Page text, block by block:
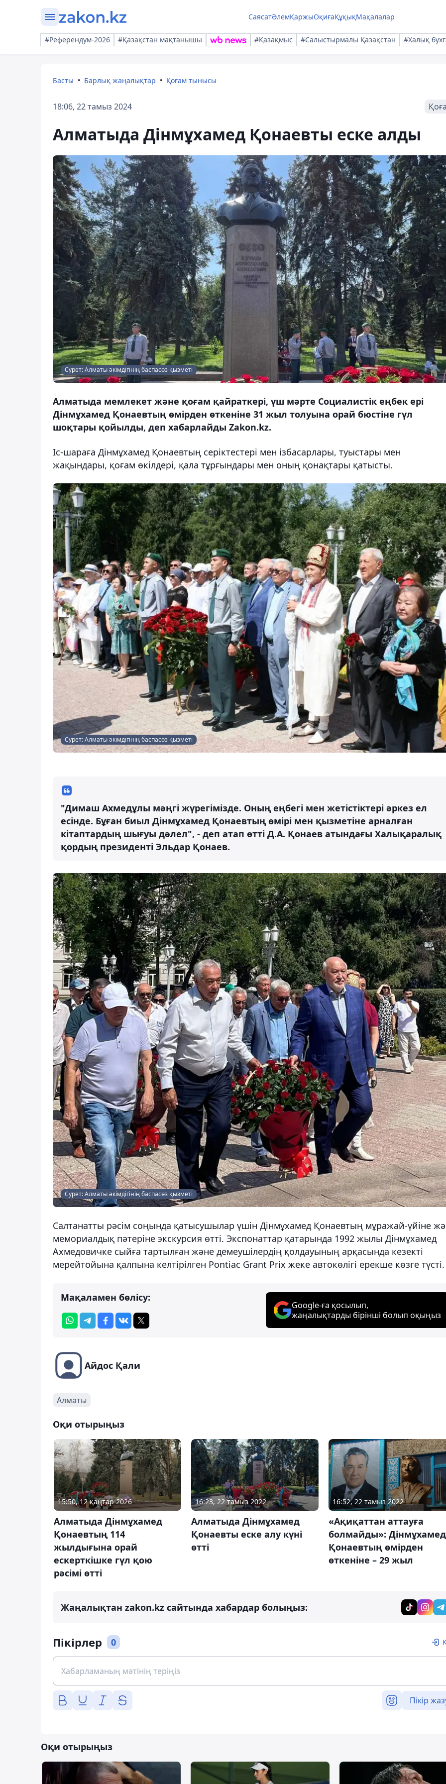
СаясатӘлемҚаржыОқиғаҚұқықМақалалар
#Референдум-2026 #Қазақстан мақтанышы #Қазақмыс #Салыстырмалы Қазақстан #Халық
Басты Барлық жаңалықтар Қоғам тынысы
18:06, 22 тамыз 2024
Алматыда Дінмұхамед Қонаевты еске алды
Сурет: Алматы әкімдігінің баспасөз қызметі
Алматыда мемлекет және қоғам қайраткері, үш мәрте Социалистік еңбек ері
Дінмұхамед Қонаевтың өмірден өткеніне 31 жыл толуына орай бюстіне гүл
шоқтары қойылды, деп хабарлайды Zakon.kz.
Іс-шараға Дінмұхамед Қонаевтың серіктестері мен ізбасарлары, туыстары мен
жақындары, қоғам өкілдері, қала тұрғындары мен оның қонақтары қатысты.
Сурет: Алматы әкімдігінің баспасөз қызметі
"Димаш Ахмедұлы мәңгі жүрегімізде. Оның еңбегі мен жетістіктері әркез ел
есінде. Бұған биыл Дінмұхамед Қонаевтың өмірі мен қызметіне арналған
кітаптардың шығуы дәлел", - деп атап өтті Д.А. Қонаев атындағы Халықаралық
қордың президенті Эльдар Қонаев.
Сурет: Алматы әкімдігінің баспасөз қызметі
Салтанатты рәсім соңында қатысушылар үшін Дінмұхамед Қонаевтың мұражай-үйіне
мемориалдық пәтеріне экскурсия өтті. Экспонаттар қатарында 1992 жылы Дінмұхамед
Ахмедовичке сыйға тартылған және демеушілердің қолдауының арқасында кезекті
мерейтойына қалпына келтірілген Pontiac Grant Prix жеке автокөлігі ерекше көзге түсті.
Мақаламен бөлісу:
Google-ға қосылып,
жаңалықтарды бірінші болып оқыңыз
Айдос Қали
Алматы
Оқи отырыңыз
15:50, 12 қаңтар 2026
Алматыда Дінмұхамед
Қонаевтың 114
жылдығына орай
ескерткішке гүл қою
рәсімі өтті
16:23, 22 тамыз 2022
Алматыда Дінмұхамед
Қонаевты еске алу күні
өтті
16:52, 22 тамыз 2022
«Ақиқаттан аттауға
болмайды»: Дінмұхамед
Қонаевтың өмірден
өткеніне – 29 жыл
Жаңалықтан zakon.kz сайтында хабардар болыңыз:
Пікірлер 0
Пікір
Оқи отырыңыз